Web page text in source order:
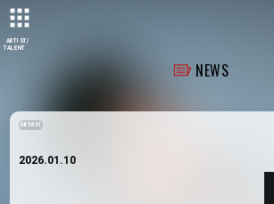
ARTIST/
TALENT
NEWS
MIYAVI
2026.01.10